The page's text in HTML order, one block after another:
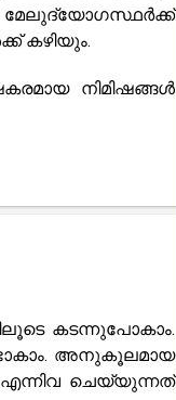
മേലുദ്യോഗസ്ഥർക്ക്
കഴിയും.
നിമിഷങ്ങൾ
കടന്നുപോകാം.
അനുകൂലമായ
ചെയ്യുന്നത്